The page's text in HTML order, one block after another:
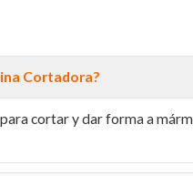
Cortadora?
cortar y dar forma a